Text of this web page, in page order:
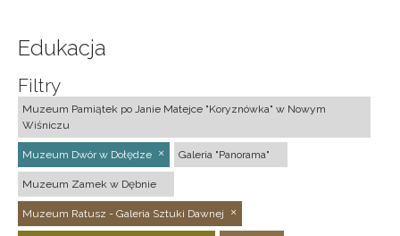
Edukacja
Filtry
Muzeum Pamiątek po Janie Matejce "Koryznówka" w Nowym
Wiśniczu
Muzeum Dwór w Dołędze Galeria "Panorama"
Muzeum Zamek w Dębnie
Muzeum Ratusz - Galeria Sztuki Dawnej